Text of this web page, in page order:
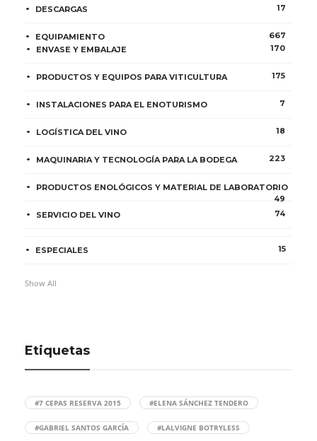
DESCARGAS 17
EQUIPAMIENTO
667
ENVASE Y EMBALAJE
170
PRODUCTOS Y EQUIPOS PARA VITICULTURA 175
INSTALACIONES PARA EL ENOTURISMO 7
LOGÍSTICA DEL VINO 18
MAQUINARIA Y TECNOLOGÍA PARA LA BODEGA 223
PRODUCTOS ENOLÓGICOS Y MATERIAL DE LABORATORIO
49
SERVICIO DEL VINO
74
ESPECIALES 15
Show All
Etiquetas
#7 CEPAS RESERVA 2015 #ELENA SÁNCHEZ TENDERO
#GABRIEL SANTOS GARCÍA #LALVIGNE BOTRYLESS